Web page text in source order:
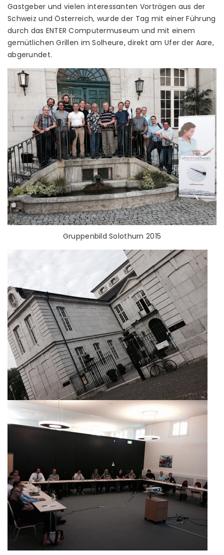
Gastgeber und vielen interessanten Vorträgen aus der
Schweiz und Österreich, wurde der Tag mit einer Führung
durch das ENTER Computermuseum und mit einem
gemütlichen Grillen im Solheure, direkt am Ufer der Aare,
abgerundet.
Gruppenbild Solothurn 2015